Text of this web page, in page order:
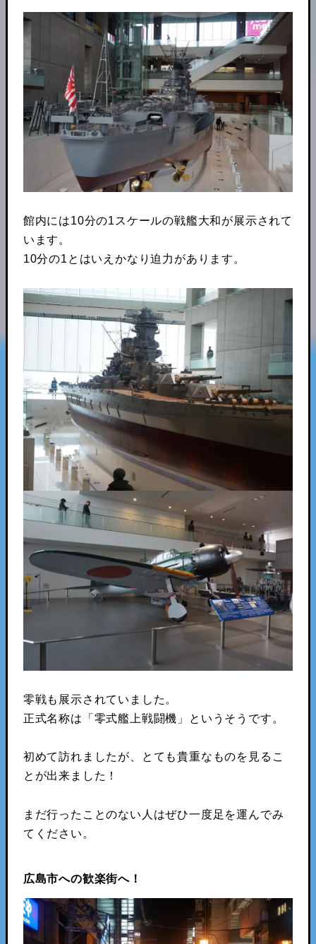
館内には10分の1スケールの戦艦大和が展示されて
います。
10分の1とはいえかなり迫力があります。
零戦も展示されていました。
正式名称は「零式艦上戦闘機」というそうです。
初めて訪れましたが、とても貴重なものを見るこ
とが出来ました！
まだ行ったことのない人はぜひ一度足を運んでみ
てください。
広島市への歓楽街へ！